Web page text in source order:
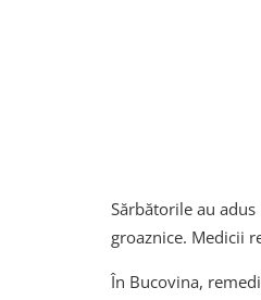
Sărbătorile au
groaznice. Medicii
În Bucovina,